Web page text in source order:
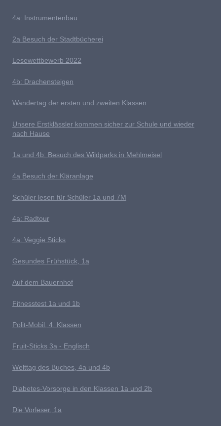
4a: Instrumentenbau
2a Besuch der Stadtbücherei
L esewettbewerb 2022
4b: Drachensteigen
Wandertag der ersten und zweiten Klassen
Unsere Erstklässler kommen sicher zur Schule und wieder
nach Hause
1a und 4b: Besuch des Wildparks in Mehlmeisel
4a Besuch der Kläranlage
Schüler lesen für Schüler 1a und 7M
4a: Radtour
4a: Veggie Sticks
Gesundes Frühstück, 1a
Auf dem Bauernhof
Fitnesstest 1a und 1b
Polit-Mobil, 4. Klassen
Fruit-Sticks 3a - Englisch
Welttag des Buches, 4a und 4b
Diabetes-Vorsorge in den Klassen 1a und 2b
Die Vorleser, 1a